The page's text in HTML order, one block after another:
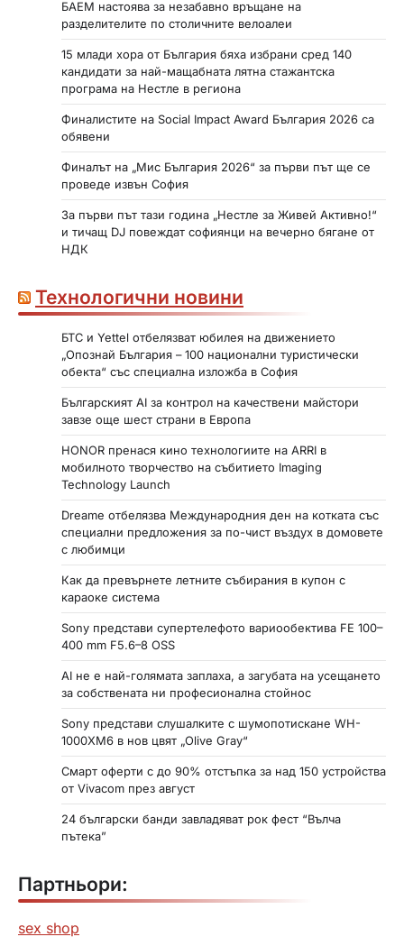
р
а
БАЕМ настоява за незабавно връщане на
разделителите по столичните велоалеи
15 млади хора от България бяха избрани сред 140
кандидати за най-мащабната лятна стажантска
програма на Нестле в региона
Финалистите на Social Impact Award България 2026 са
обявени
Финалът на „Мис България 2026“ за първи път ще се
проведе извън София
За първи път тази година „Нестле за Живей Активно!“
и тичащ DJ повеждат софиянци на вечерно бягане от
НДК
Технологични новини
БТС и Yettel отбелязват юбилея на движението
„Опознай България – 100 национални туристически
обекта“ със специална изложба в София
Българският AI за контрол на качествени майстори
завзе още шест страни в Европа
HONOR пренася кино технологиите на ARRI в
мобилното творчество на събитието Imaging
Technology Launch
Dreame отбелязва Международния ден на котката със
специални предложения за по-чист въздух в домовете
с любимци
Как да превърнете летните събирания в купон с
караоке система
Sony представи супертелефото вариообектива FE 100–
400 mm F5.6–8 OSS
AI не е най-голямата заплаха, а загубата на усещането
за собствената ни професионална стойнос
Sony представи слушалките с шумопотискане WH-
1000XM6 в нов цвят „Olive Gray“
Смарт оферти с до 90% отстъпка за над 150 устройства
от Vivacom през август
24 български банди завладяват рок фест “Вълча
пътека”
Партньори:
sex shop